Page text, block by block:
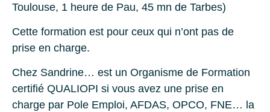
Toulouse, 1 heure de Pau, 45 mn de Tarbes)
Cette formation est pour ceux qui n’ont pas de
prise en charge.
Chez Sandrine… est un Organisme de Formation
certifié QUALIOPI si vous avez une prise en
charge par Pole Emploi, AFDAS, OPCO, FNE… la